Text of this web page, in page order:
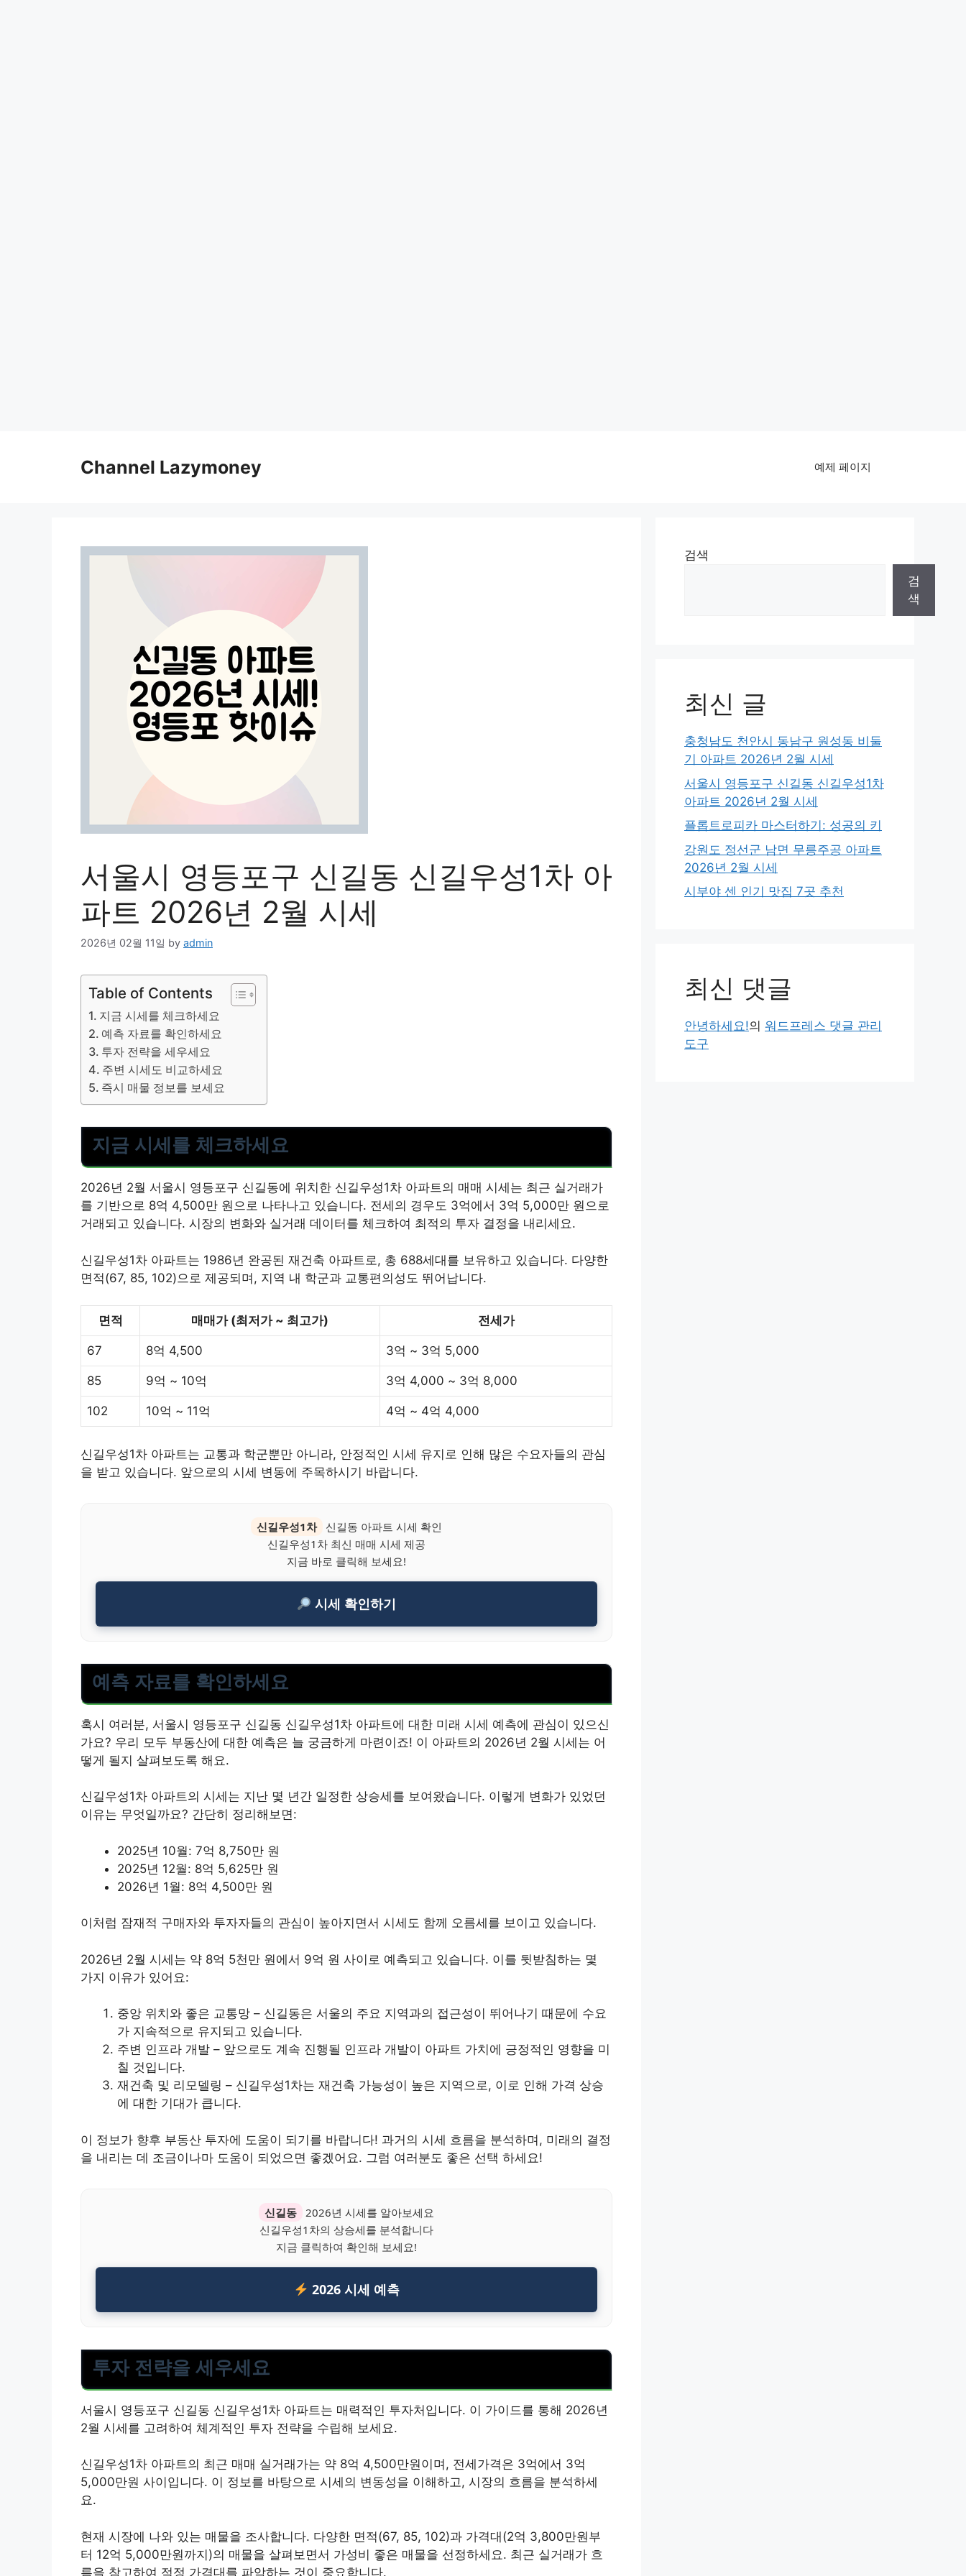
Channel Lazymoney 예제 페이지
서울시 영등포구 신길동 신길우성1차 아
파트 2026년 2월 시세
2026년 02월 11일 by admin
Table of Contents
지금 시세를 체크하세요
예측 자료를 확인하세요
투자 전략을 세우세요
주변 시세도 비교하세요
즉시 매물 정보를 보세요
지금 시세를 체크하세요
2026년 2월 서울시 영등포구 신길동에 위치한 신길우성1차 아파트의 매매 시세는 최근 실거래가
를 기반으로 8억 4,500만 원으로 나타나고 있습니다. 전세의 경우도 3억에서 3억 5,000만 원으로
거래되고 있습니다. 시장의 변화와 실거래 데이터를 체크하여 최적의 투자 결정을 내리세요.
신길우성1차 아파트는 1986년 완공된 재건축 아파트로, 총 688세대를 보유하고 있습니다. 다양한
면적(67, 85, 102)으로 제공되며, 지역 내 학군과 교통편의성도 뛰어납니다.
면적 매매가 (최저가 ~ 최고가) 전세가
67 8억 4,500 3억 ~ 3억 5,000
85 9억 ~ 10억 3억 4,000 ~ 3억 8,000
102 10억 ~ 11억 4억 ~ 4억 4,000
신길우성1차 아파트는 교통과 학군뿐만 아니라, 안정적인 시세 유지로 인해 많은 수요자들의 관심
을 받고 있습니다. 앞으로의 시세 변동에 주목하시기 바랍니다.
신길우성1차
신길동 아파트 시세 확인
신길우성1차 최신 매매 시세 제공
지금 바로 클릭해 보세요!
시세 확인하기
예측 자료를 확인하세요
혹시 여러분, 서울시 영등포구 신길동 신길우성1차 아파트에 대한 미래 시세 예측에 관심이 있으신
가요? 우리 모두 부동산에 대한 예측은 늘 궁금하게 마련이죠! 이 아파트의 2026년 2월 시세는 어
떻게 될지 살펴보도록 해요.
신길우성1차 아파트의 시세는 지난 몇 년간 일정한 상승세를 보여왔습니다. 이렇게 변화가 있었던
이유는 무엇일까요? 간단히 정리해보면:
2025년 10월: 7억 8,750만 원
2025년 12월: 8억 5,625만 원
2026년 1월: 8억 4,500만 원
이처럼 잠재적 구매자와 투자자들의 관심이 높아지면서 시세도 함께 오름세를 보이고 있습니다.
2026년 2월 시세는 약 8억 5천만 원에서 9억 원 사이로 예측되고 있습니다. 이를 뒷받침하는 몇
가지 이유가 있어요:
중앙 위치와 좋은 교통망 – 신길동은 서울의 주요 지역과의 접근성이 뛰어나기 때문에 수요
가 지속적으로 유지되고 있습니다.
주변 인프라 개발 – 앞으로도 계속 진행될 인프라 개발이 아파트 가치에 긍정적인 영향을 미
칠 것입니다.
재건축 및 리모델링 – 신길우성1차는 재건축 가능성이 높은 지역으로, 이로 인해 가격 상승
에 대한 기대가 큽니다.
이 정보가 향후 부동산 투자에 도움이 되기를 바랍니다! 과거의 시세 흐름을 분석하며, 미래의 결정
을 내리는 데 조금이나마 도움이 되었으면 좋겠어요. 그럼 여러분도 좋은 선택 하세요!
신길동
2026년 시세를 알아보세요
신길우성1차의 상승세를 분석합니다
지금 클릭하여 확인해 보세요!
2026 시세 예측
투자 전략을 세우세요
서울시 영등포구 신길동 신길우성1차 아파트는 매력적인 투자처입니다. 이 가이드를 통해 2026년
2월 시세를 고려하여 체계적인 투자 전략을 수립해 보세요.
신길우성1차 아파트의 최근 매매 실거래가는 약 8억 4,500만원이며, 전세가격은 3억에서 3억
5,000만원 사이입니다. 이 정보를 바탕으로 시세의 변동성을 이해하고, 시장의 흐름을 분석하세
요.
현재 시장에 나와 있는 매물을 조사합니다. 다양한 면적(67, 85, 102)과 가격대(2억 3,800만원부
터 12억 5,000만원까지)의 매물을 살펴보면서 가성비 좋은 매물을 선정하세요. 최근 실거래가 흐
름을 참고하여 적정 가격대를 파악하는 것이 중요합니다.
검색
검
색
최신 글
충청남도 천안시 동남구 원성동 비둘
기 아파트 2026년 2월 시세
서울시 영등포구 신길동 신길우성1차
아파트 2026년 2월 시세
플롭트로피카 마스터하기: 성공의 키
강원도 정선군 남면 무릉주공 아파트
2026년 2월 시세
시부야 센 인기 맛집 7곳 추천
최신 댓글
안녕하세요!의 워드프레스 댓글 관리
도구